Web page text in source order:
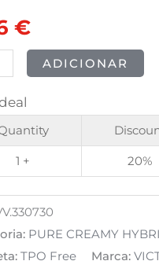
€atual
é:ADICIONAR
1 + 20%
PURE CREAMY
TPO Free Marca: